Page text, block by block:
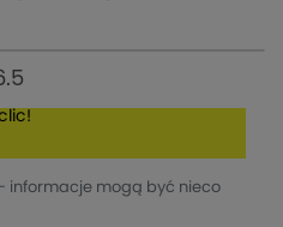
informacje mogą być nieco